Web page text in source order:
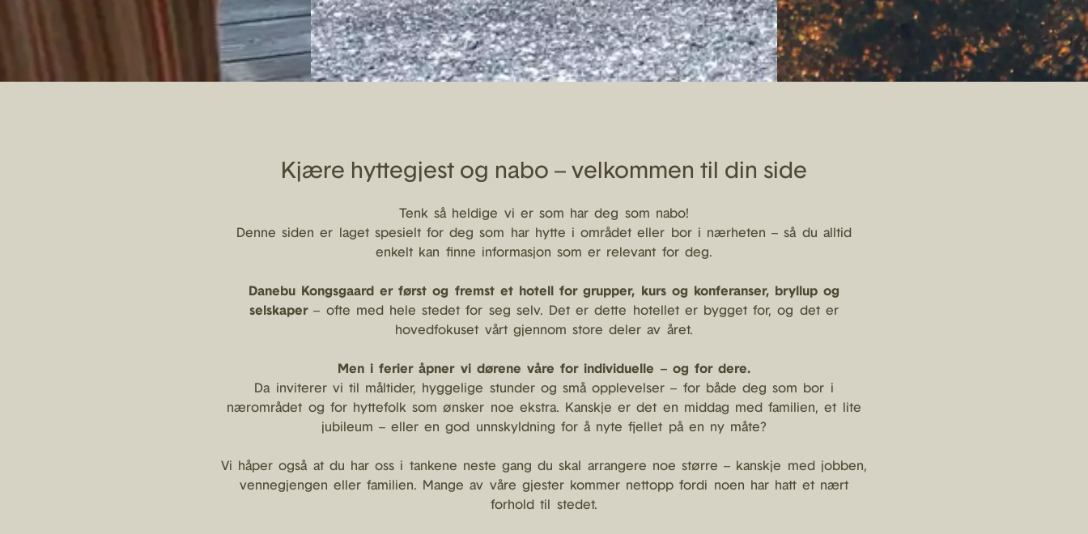
Kjære hyttegjest og nabo – velkommen til din side
Tenk så heldige vi er som har deg som nabo!
Denne siden er laget spesielt for deg som har hytte i området eller bor i nærheten – så du alltid
enkelt kan finne informasjon som er relevant for deg.
Danebu Kongsgaard er først og fremst et hotell for grupper, kurs og konferanser, bryllup og
selskaper– ofte med hele stedet for seg selv. Det er dette hotellet er bygget for, og det er
hovedfokuset vårt gjennom store deler av året.
Men i ferier åpner vi dørene våre for individuelle – og for dere.
Da inviterer vi til måltider, hyggelige stunder og små opplevelser – for både deg som bor i
nærområdet og for hyttefolk som ønsker noe ekstra. Kanskje er det en middag med familien, et lite
jubileum – eller en god unnskyldning for å nyte fjellet på en ny måte?
Vi håper også at du har oss i tankene neste gang du skal arrangere noe større – kanskje med jobben,
vennegjengen eller familien. Mange av våre gjester kommer nettopp fordi noen har hatt et nært
forhold til stedet.